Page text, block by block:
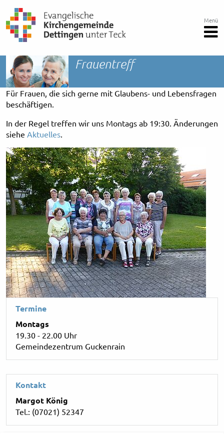
Menü
Frauentreff
Für Frauen, die sich gerne mit Glaubens- und Lebensfragen
beschäftigen.
In der Regel treffen wir uns Montags ab 19:30. Änderungen
siehe Aktuelles.
Termine
Montags
19.30 - 22.00 Uhr
Gemeindezentrum Guckenrain
Kontakt
Margot König
Tel.: (07021) 52347